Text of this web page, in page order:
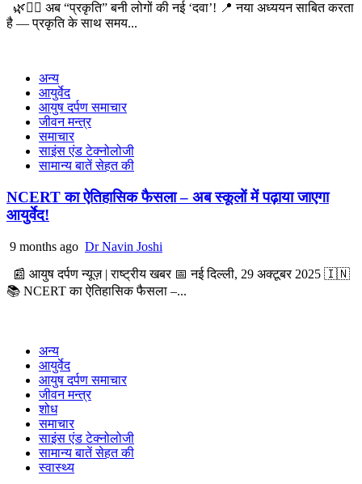
🌿🧘‍♂️ अब “प्रकृति” बनी लोगों की नई ‘दवा’! 📍 नया अध्ययन साबित करता
है — प्रकृति के साथ समय...
अन्य
आयुर्वेद
आयुष दर्पण समाचार
जीवन मन्त्र
समाचार
साइंस एंड टेक्नोलोजी
सामान्य बातें सेहत की
NCERT का ऐतिहासिक फैसला – अब स्कूलों में पढ़ाया जाएगा
आयुर्वेद!
9 months ago Dr Navin Joshi
📰 आयुष दर्पण न्यूज़ | राष्ट्रीय खबर 📅 नई दिल्ली, 29 अक्टूबर 2025 🇮🇳
📚 NCERT का ऐतिहासिक फैसला –...
अन्य
आयुर्वेद
आयुष दर्पण समाचार
जीवन मन्त्र
शोध
समाचार
साइंस एंड टेक्नोलोजी
सामान्य बातें सेहत की
स्वास्थ्य